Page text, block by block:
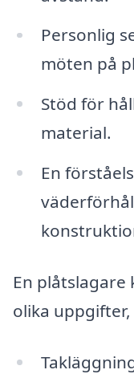
Personlig
möten på
Stöd för
material.
En
En plåtslagare
olika